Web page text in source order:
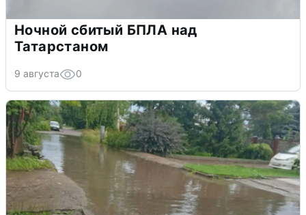
Ночной сбитый БПЛА над
Татарстаном
9 августа 0